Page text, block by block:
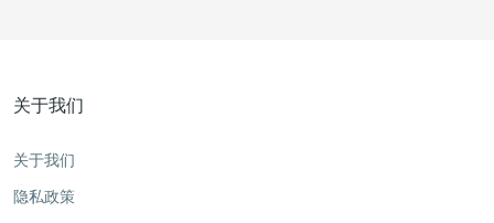
关于我们
关于我们
隐私政策